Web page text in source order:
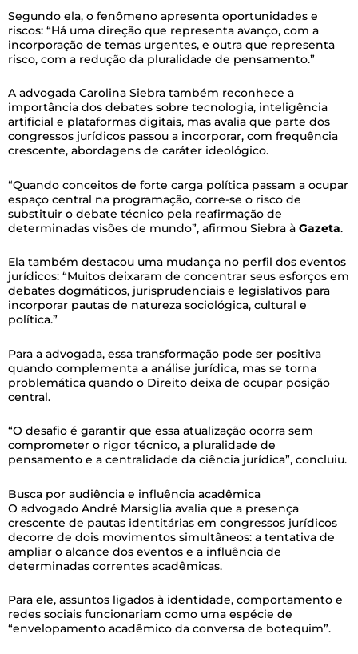
Segundo ela, o fenômeno apresenta oportunidades e
riscos: “Há uma direção que representa avanço, com a
incorporação de temas urgentes, e outra que representa
risco, com a redução da pluralidade de pensamento.”
A advogada Carolina Siebra também reconhece a
importância dos debates sobre tecnologia, inteligência
artificial e plataformas digitais, mas avalia que parte dos
congressos jurídicos passou a incorporar, com frequência
crescente, abordagens de caráter ideológico.
“Quando conceitos de forte carga política passam a ocupar
espaço central na programação, corre-se o risco de
substituir o debate técnico pela reafirmação de
determinadas visões de mundo”, afirmou Siebra à Gazeta.
Ela também destacou uma mudança no perfil dos eventos
jurídicos: “Muitos deixaram de concentrar seus esforços em
debates dogmáticos, jurisprudenciais e legislativos para
incorporar pautas de natureza sociológica, cultural e
política.”
Para a advogada, essa transformação pode ser positiva
quando complementa a análise jurídica, mas se torna
problemática quando o Direito deixa de ocupar posição
central.
“O desafio é garantir que essa atualização ocorra sem
comprometer o rigor técnico, a pluralidade de
pensamento e a centralidade da ciência jurídica”, concluiu.
Busca por audiência e influência acadêmica
O advogado André Marsiglia avalia que a presença
crescente de pautas identitárias em congressos jurídicos
decorre de dois movimentos simultâneos: a tentativa de
ampliar o alcance dos eventos e a influência de
determinadas correntes acadêmicas.
Para ele, assuntos ligados à identidade, comportamento e
redes sociais funcionariam como uma espécie de
“envelopamento acadêmico da conversa de botequim”.